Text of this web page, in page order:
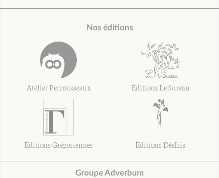
Nos éditions
Atelier Perrousseaux Éditions Le Sureau
Éditions Grégoriennes Éditions DésIris
Groupe Adverbum